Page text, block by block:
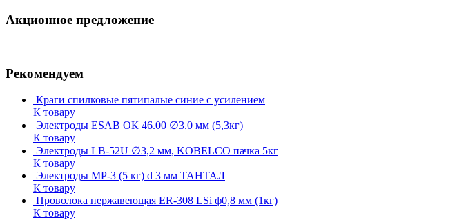
Акционное предложение
Рекомендуем
Краги спилковые пятипалые синие с усилением
К товару
Электроды ESAB ОК 46.00 ∅3.0 мм (5,3кг)
К товару
Электроды LB-52U ∅3,2 мм, KOBELCO пачка 5кг
К товару
Электроды МР-3 (5 кг) d 3 мм ТАНТАЛ
К товару
Проволока нержавеющая ER-308 LSi ф0,8 мм (1кг)
К товару